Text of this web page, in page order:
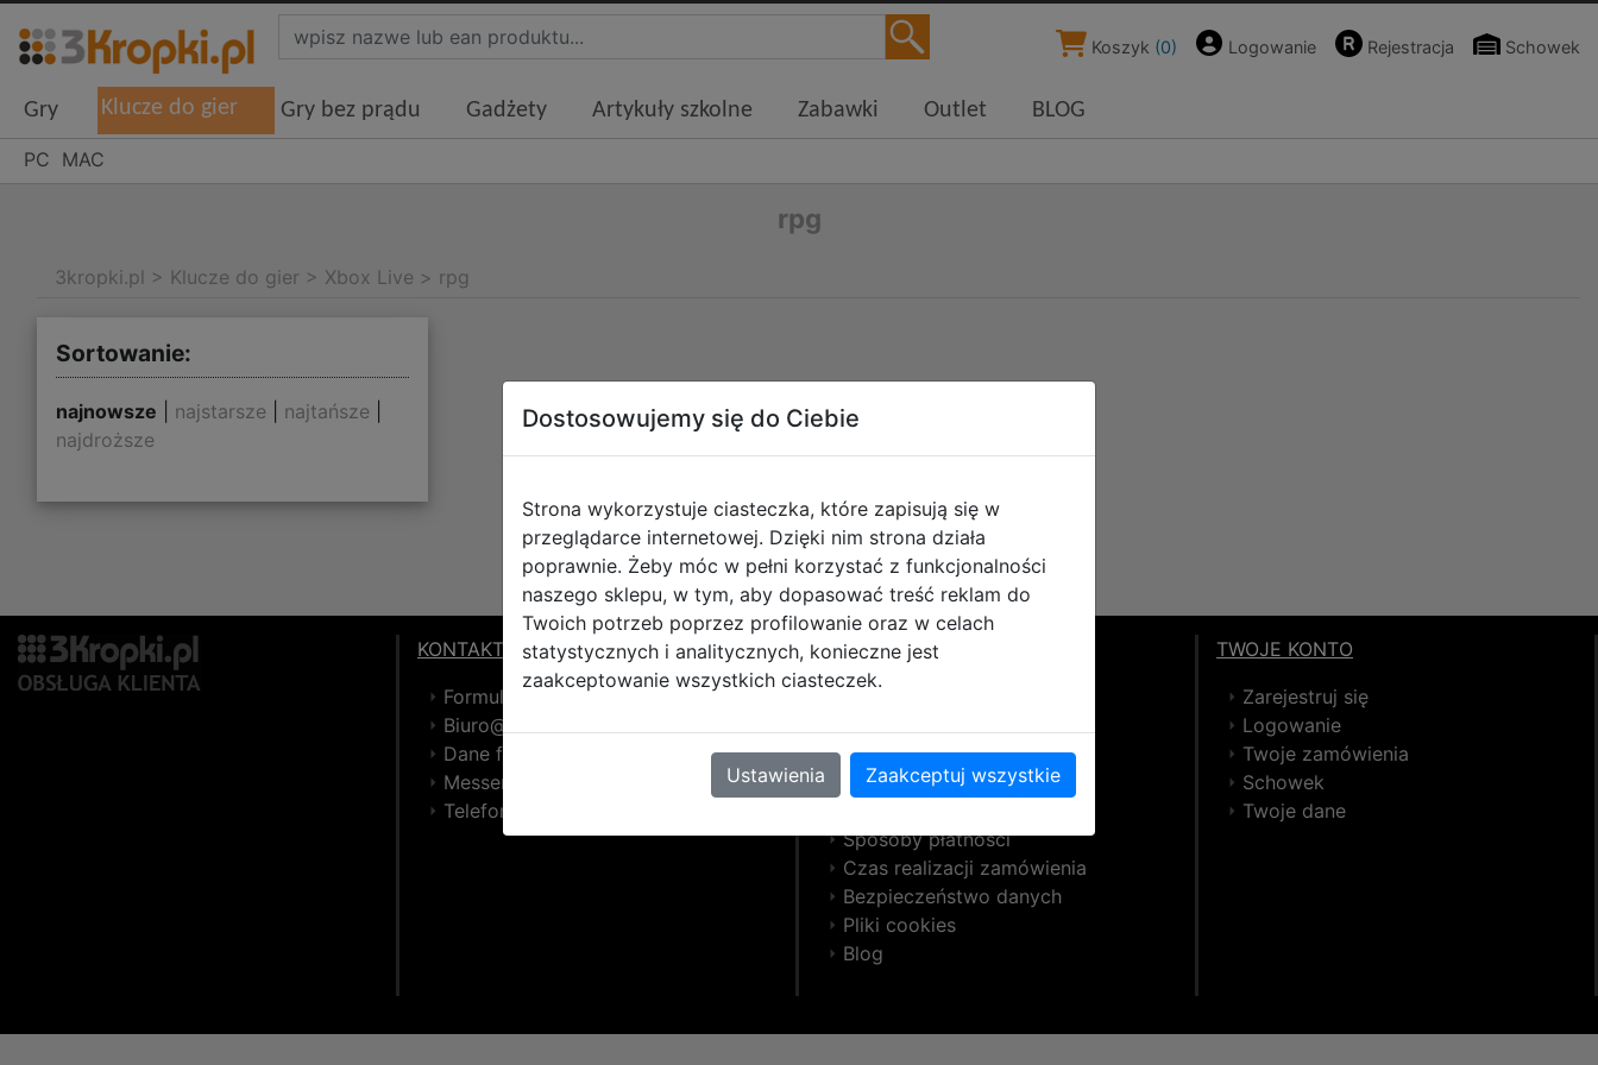
Koszyk (0) Logowanie Rejestracja Schowek
Gry Klucze do gier Gry bez prądu Gadżety Artykuły szkolne Zabawki Outlet BLOG
PC MAC
rpg
3kropki.pl > Klucze do gier > Xbox Live > rpg
Sortowanie:
najnowsze najstarsze najtańsze
najdroższe
KONTAKT
Formularz kontaktowy
Biuro@3kropki.pl
Dane firmy
Messenger
Telefony
WAŻNE LINKI
Regulamin
Polityka prywatnosci
Sposoby płatności
Czas realizacji zamówienia
Bezpieczeństwo danych
Pliki cookies
Blog
TWOJE KONTO
Zarejestruj się
Logowanie
Twoje zamówienia
Schowek
Twoje dane
Dostosowujemy się do Ciebie
Strona wykorzystuje ciasteczka, które zapisują się w
przeglądarce internetowej. Dzięki nim strona działa
poprawnie. Żeby móc w pełni korzystać z funkcjonalności
naszego sklepu, w tym, aby dopasować treść reklam do
Twoich potrzeb poprzez profilowanie oraz w celach
statystycznych i analitycznych, konieczne jest
zaakceptowanie wszystkich ciasteczek.
Ustawienia Zaakceptuj wszystkie